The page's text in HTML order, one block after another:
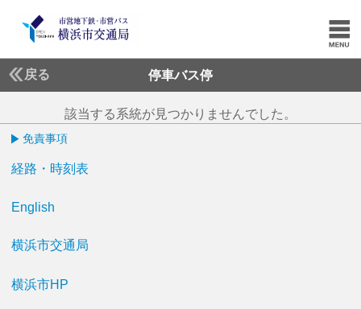
戻る 停車バス停
該当する系統が見つかりませんでした。
免責事項
経路・時刻表
English
横浜市交通局
横浜市HP